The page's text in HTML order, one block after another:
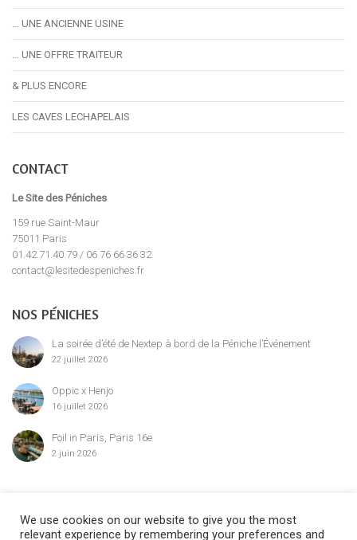
… UNE ANCIENNE USINE
… UNE OFFRE TRAITEUR
& PLUS ENCORE
LES CAVES LECHAPELAIS
CONTACT
Le Site des Péniches
159 rue Saint-Maur
75011 Paris
01.42.71.40.79 / 06 76 66 36 32
contact@lesitedespeniches.fr
NOS PÉNICHES
La soirée d’été de Nextep à bord de la Péniche l’Événement
22 juillet 2026
Oppic x Henjo
16 juillet 2026
Foil in Paris, Paris 16e
2 juin 2026
We use cookies on our website to give you the most
relevant experience by remembering your preferences and